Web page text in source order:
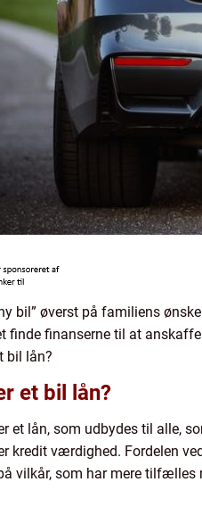
bil” øverst på familiens
finde finanserne til at
bil lån?
et bil lån?
et lån, som udbydes til alle,
kredit værdighed. Fordelen
vilkår, som har mere tilfælles